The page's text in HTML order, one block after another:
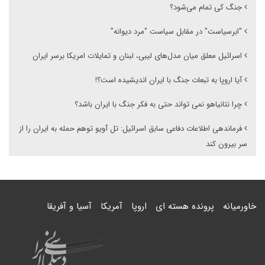
جنگ کی تمام می‌شود؟
"ابرسیاست" در مقابل سیاست "مرد دیوانه"
اسرائیل معلق میان مدل‌های لیبی، لبنان و تمایلات امریکا برسر ایران
آیا اروپا به تبعات جنگ با ایران اندیشیده است؟!
چرا نتانیاهو نمی تواند حتی به فکر جنگ با ایران باشد؟
فرماندهی اطلاعات دفاعی سابق اسرائیل: تل آویو توهم حمله به ایران را از
سر بیرون کند
خاورمیانه پرونده هسته ای اروپا آمریکا آسیا و آفریقا